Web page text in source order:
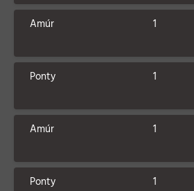
Amúr 1
Ponty 1
Amúr 1
Ponty 1